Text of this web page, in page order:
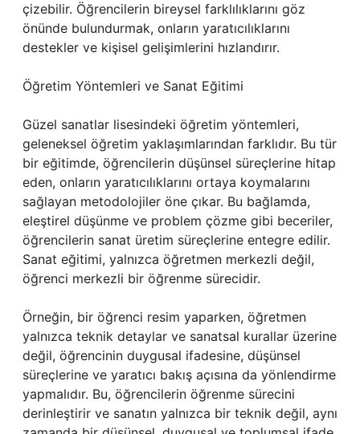
çizebilir. Öğrencilerin bireysel farklılıklarını göz
önünde bulundurmak, onların yaratıcılıklarını
destekler ve kişisel gelişimlerini hızlandırır.
Öğretim Yöntemleri ve Sanat Eğitimi
Güzel sanatlar lisesindeki öğretim yöntemleri,
geleneksel öğretim yaklaşımlarından farklıdır. Bu tür
bir eğitimde, öğrencilerin düşünsel süreçlerine hitap
eden, onların yaratıcılıklarını ortaya koymalarını
sağlayan metodolojiler öne çıkar. Bu bağlamda,
eleştirel düşünme ve problem çözme gibi beceriler,
öğrencilerin sanat üretim süreçlerine entegre edilir.
Sanat eğitimi, yalnızca öğretmen merkezli değil,
öğrenci merkezli bir öğrenme sürecidir.
Örneğin, bir öğrenci resim yaparken, öğretmen
yalnızca teknik detaylar ve sanatsal kurallar üzerine
değil, öğrencinin duygusal ifadesine, düşünsel
süreçlerine ve yaratıcı bakış açısına da yönlendirme
yapmalıdır. Bu, öğrencilerin öğrenme sürecini
derinleştirir ve sanatın yalnızca bir teknik değil, aynı